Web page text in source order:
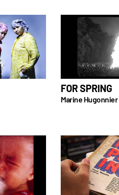
FOR SPRING
Marine Hugonnier